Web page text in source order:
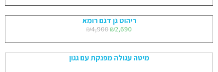
ריהוט גן דגם רומא
₪4,900 ₪2,690
מיטה עגולה מפנקת עם גגון